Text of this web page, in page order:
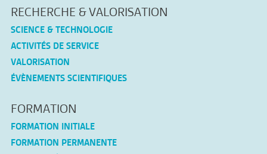
RECHERCHE & VALORISATION
SCIENCE & TECHNOLOGIE
ACTIVITÉS DE SERVICE
VALORISATION
ÉVÈNEMENTS SCIENTIFIQUES
FORMATION
FORMATION INITIALE
FORMATION PERMANENTE